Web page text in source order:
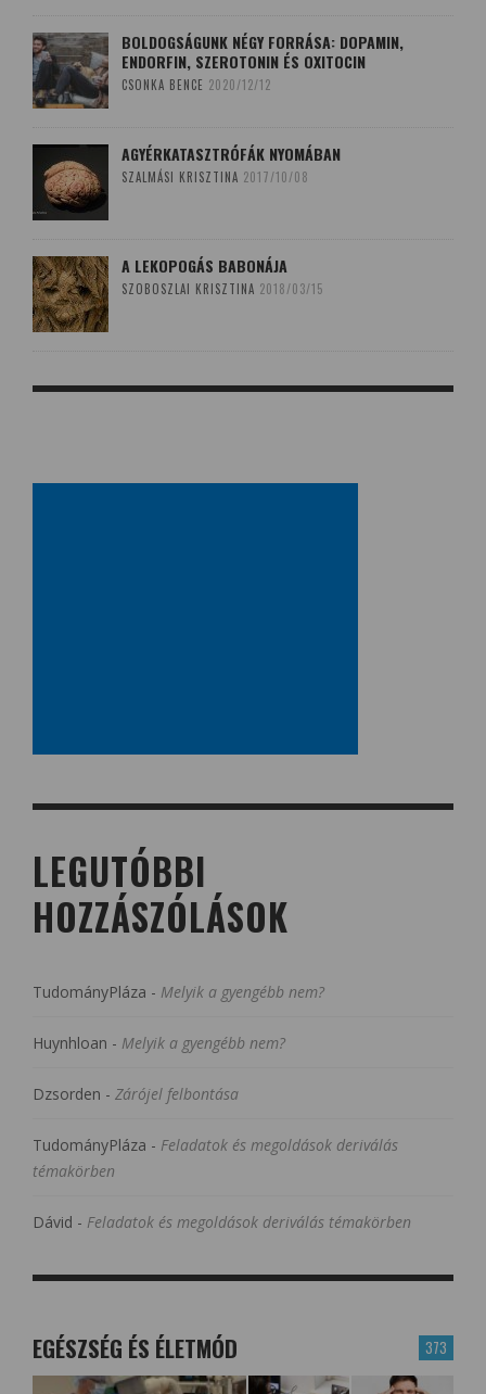
BOLDOGSÁGUNK NÉGY FORRÁSA: DOPAMIN,
ENDORFIN, SZEROTONIN ÉS OXITOCIN
CSONKA BENCE 2020/12/12
AGYÉRKATASZTRÓFÁK NYOMÁBAN
SZALMÁSI KRISZTINA 2017/10/08
A LEKOPOGÁS BABONÁJA
SZOBOSZLAI KRISZTINA 2018/03/15
LEGUTÓBBI
HOZZÁSZÓLÁSOK
TudományPláza - Melyik a gyengébb nem?
Huynhloan - Melyik a gyengébb nem?
Dzsorden - Zárójel felbontása
TudományPláza - Feladatok és megoldások deriválás
témakörben
Dávid - Feladatok és megoldások deriválás témakörben
373
EGÉSZSÉG ÉS ÉLETMÓD